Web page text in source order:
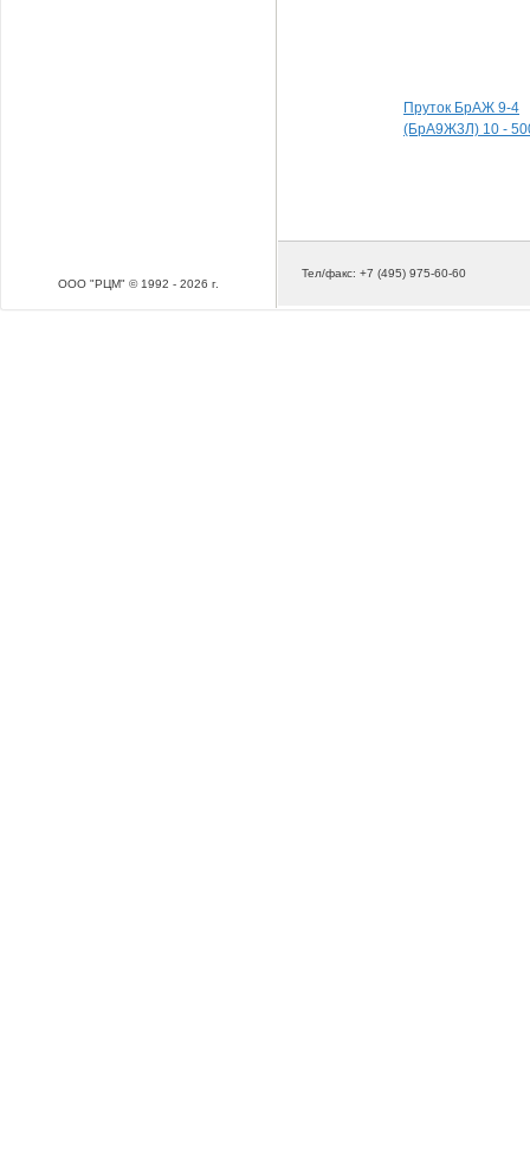
ООО "РЦМ" © 1992 - 2026 г.
Пруток БрАЖ 9-4
(БрА9Ж3Л) 10 -
Тел/факс: +7 (495) 975-60-60